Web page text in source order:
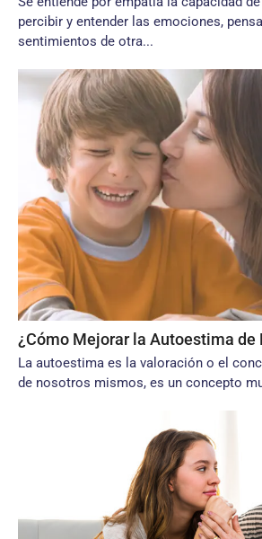
percibir y entender las emociones,
sentimientos de otra...
¿Cómo Mejorar la Autoestima de
La autoestima es la valoración o el
de nosotros mismos, es un concepto